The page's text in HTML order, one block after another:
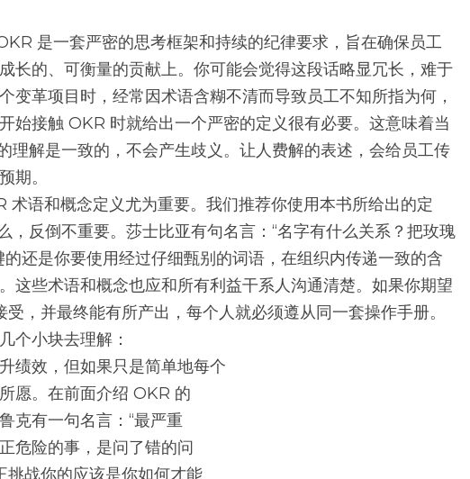
长的、可衡量的贡献上。你可能会觉得这段话略显冗长，难于
变革项目时，经常因术语含糊不清而导致员工不知所指为何，
始接触 OKR 时就给出一个严密的定义很有必要。这意味着当
理解是一致的，不会产生歧义。让人费解的表述，会给员工传
期。
，反倒不重要。莎士比亚有句名言：“名字有什么关系？把玫瑰
还是你要使用经过仔细甄别的词语，在组织内传递一致的含
这些术语和概念也应和所有利益干系人沟通清楚。如果你期望
，并最终能有所产出，每个人就必须遵从同一套操作手册。
个小块去理解：
提升绩效，但如果只是简单地每个
愿。在前面介绍 OKR 的
克有一句名言：“最严重
危险的事，是问了错的问
挑战你的应该是你如何才能